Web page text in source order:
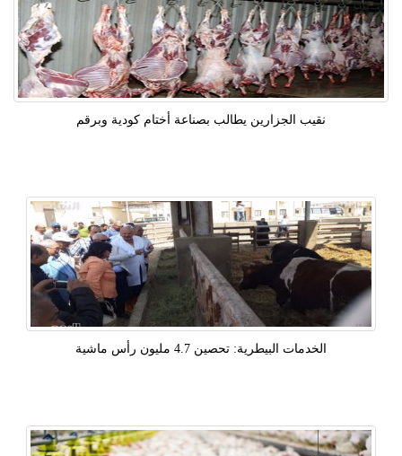
نقيب الجزارين يطالب بصناعة أختام كودية وبرقم
الخدمات البيطرية: تحصين 4.7 مليون رأس ماشية